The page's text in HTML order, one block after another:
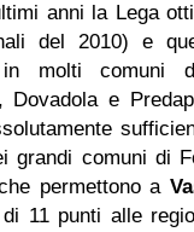
anni la Lega
del 2010) e
molti comuni
Dovadola e
grandi comuni di
permettono a
11 punti alle